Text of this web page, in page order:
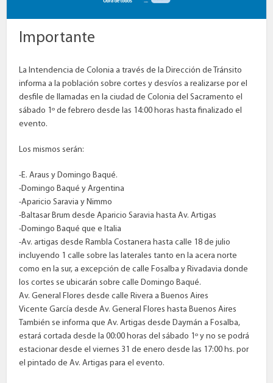
Importante
La Intendencia de Colonia a través de la Dirección de Tránsito
informa a la población sobre cortes y desvíos a realizarse por el
desfile de llamadas en la ciudad de Colonia del Sacramento el
sábado 1º de febrero desde las 14:00 horas hasta finalizado el
evento.
Los mismos serán:
-E. Araus y Domingo Baqué.
-Domingo Baqué y Argentina
-Aparicio Saravia y Nimmo
-Baltasar Brum desde Aparicio Saravia hasta Av. Artigas
-Domingo Baqué que e Italia
-Av. artigas desde Rambla Costanera hasta calle 18 de julio
incluyendo 1 calle sobre las laterales tanto en la acera norte
como en la sur, a excepción de calle Fosalba y Rivadavia donde
los cortes se ubicarán sobre calle Domingo Baqué.
Av. General Flores desde calle Rivera a Buenos Aires
Vicente García desde Av. General Flores hasta Buenos Aires
También se informa que Av. Artigas desde Daymán a Fosalba,
estará cortada desde la 00:00 horas del sábado 1º y no se podrá
estacionar desde el viernes 31 de enero desde las 17:00 hs. por
el pintado de Av. Artigas para el evento.